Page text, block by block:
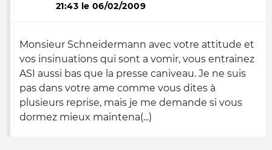
21:43 le 06/02/2009
Monsieur Schneidermann avec votre attitude et
vos insinuations qui sont a vomir, vous entrainez
ASI aussi bas que la presse caniveau. Je ne suis
pas dans votre ame comme vous dites à
plusieurs reprise, mais je me demande si vous
dormez mieux maintena(...)